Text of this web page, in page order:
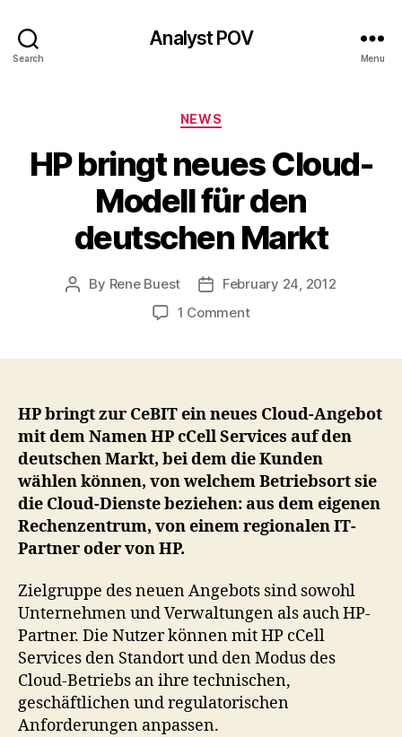
Search
Analyst POV
Menu
Categories
NEWS
HP bringt neues Cloud-
Modell für den
deutschen Markt
Post
By Rene Buest
PostFebruary 24, 2012
1 Commenton
Modell
für
den
deutschen
Markt
HP bringt zur CeBIT ein neues Cloud-Angebot
mit dem Namen HP cCell Services auf den
deutschen Markt, bei dem die Kunden
wählen können, von welchem Betriebsort sie
die Cloud-Dienste beziehen: aus dem eigenen
Rechenzentrum, von einem regionalen IT-
Partner oder von HP.
Zielgruppe des neuen Angebots sind sowohl
Unternehmen und Verwaltungen als auch HP-
Partner. Die Nutzer können mit HP cCell
Services den Standort und den Modus des
Cloud-Betriebs an ihre technischen,
geschäftlichen und regulatorischen
Anforderungen anpassen.